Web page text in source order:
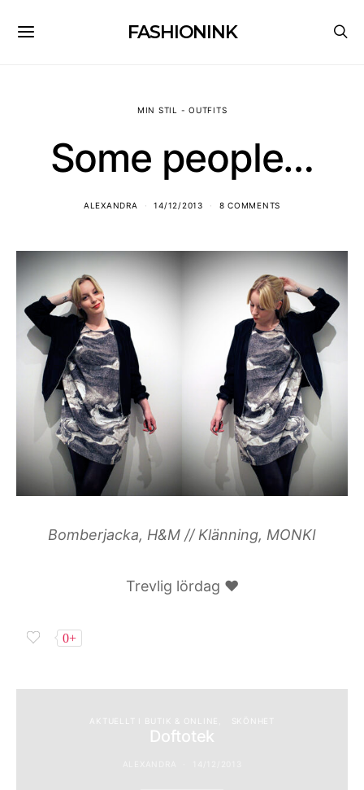
FASHIONINK
MIN STIL - OUTFITS
Some people…
ALEXANDRA 14/12/2013 8 COMMENTS
Bomberjacka, H&M // Klänning, MONKI
Trevlig lördag ♥
0+
AKTUELLT I BUTIK & ONLINE SKÖNHET
Doftotek